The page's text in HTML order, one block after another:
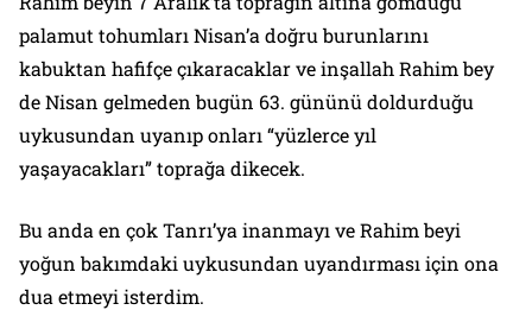
palamut tohumları Nisan’a doğru burunlarını
kabuktan hafifçe çıkaracaklar ve inşallah Rahim bey
de Nisan gelmeden bugün 63. gününü doldurduğu
uykusundan uyanıp onları “yüzlerce yıl
yaşayacakları” toprağa dikecek.
Bu anda en çok Tanrı’ya inanmayı ve Rahim beyi
yoğun bakımdaki uykusundan uyandırması için ona
dua etmeyi isterdim.